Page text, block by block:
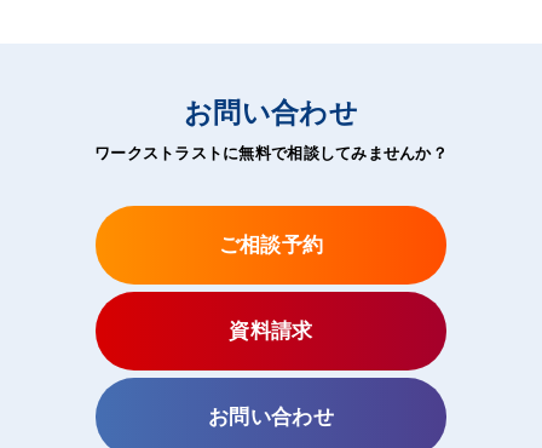
お問い合わせ
ワークストラストに無料で相談してみませんか？
ご相談予約
資料請求
お問い合わせ